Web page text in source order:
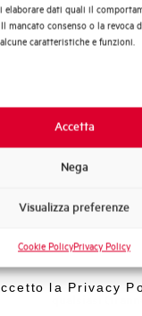
elaborare dati quali il
mancato consenso o la revoca
caratteristiche e funzioni.
Accetta
Nega
Visualizza preferenze
Cookie PolicyPrivacy Policy
2
(°C)
qualsiasi
di Energia
Industriale
e offerte
tecnica
aggiornamenti,
la Privacy